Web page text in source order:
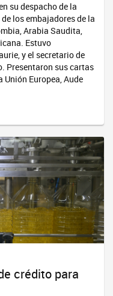
su despacho de la
los embajadores de la
Arabia Saudita,
Estuvo
y el secretario de
Presentaron sus cartas
Europea, Aude
crédito para